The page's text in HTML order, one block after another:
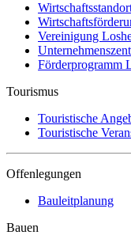
Vereinigung
Förderprogramm
Tourismus
Touristische
Touristische
Offenlegungen
Bauleitplanung
Bauen